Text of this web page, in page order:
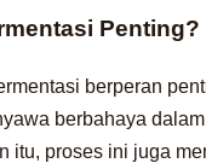
Penting?
berperan
berbahaya
itu, proses ini juga